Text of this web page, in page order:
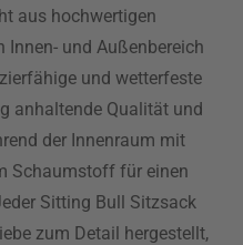
aus hochwertigen
Innen- und Außenbereich
und wetterfeste
anhaltende Qualität und
der Innenraum mit
Schaumstoff für einen
Sitting Bull Sitzsack
zum Detail hergestellt,